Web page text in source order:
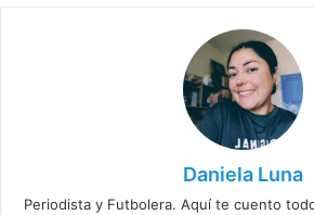
Daniela Luna
Periodista y Futbolera. Aquí te cuento